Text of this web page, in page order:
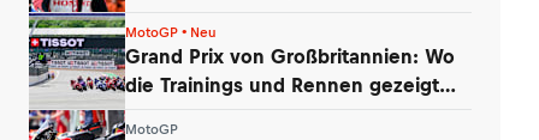
MotoGP • Neu
Grand Prix von Großbritannien: Wo
die Trainings und Rennen gezeigt
MotoGP